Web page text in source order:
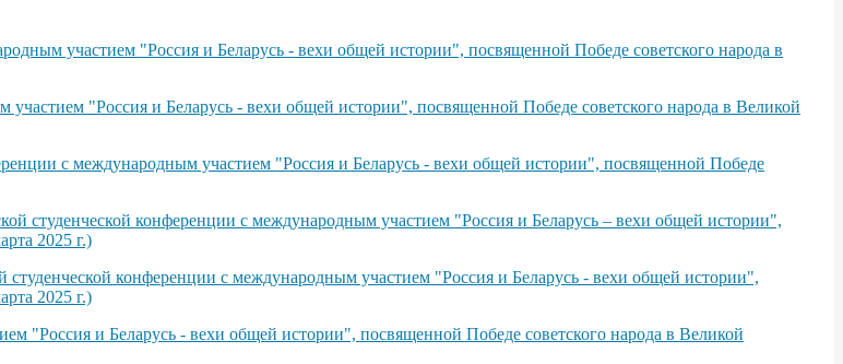
участием "Россия и Беларусь - вехи общей истории", посвященной Победе советского народа в
"Россия и Беларусь - вехи общей истории", посвященной Победе советского народа в Великой
с международным участием "Россия и Беларусь - вехи общей истории", посвященной Победе
студенческой конференции с международным участием "Россия и Беларусь – вехи общей истории",
2025 г.)
студенческой конференции с международным участием "Россия и Беларусь - вехи общей истории",
2025 г.)
"Россия и Беларусь - вехи общей истории", посвященной Победе советского народа в Великой